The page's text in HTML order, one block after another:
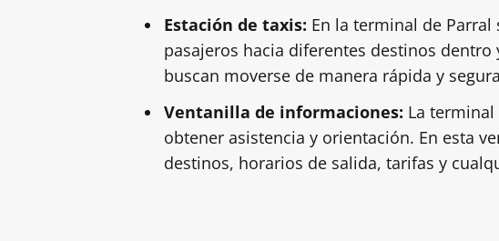
Estación de taxis: En la terminal de
pasajeros hacia diferentes destinos
buscan moverse de manera rápida y
Ventanilla de informaciones: La
obtener asistencia y orientación. En esta
destinos, horarios de salida, tarifas y